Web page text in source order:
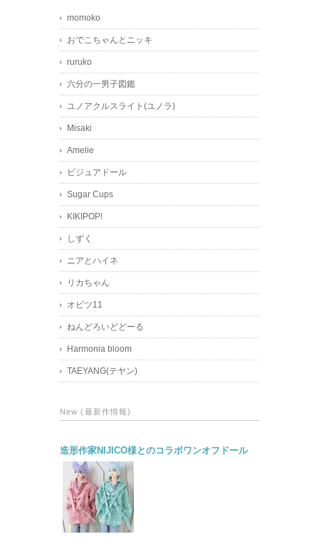
momoko
おでこちゃんとニッキ
ruruko
六分の一男子図鑑
ユノアクルスライト(ユノラ)
Misaki
Amelie
ビジュアドール
Sugar Cups
KIKIPOP!
しずく
ニアとハイネ
リカちゃん
オビツ11
ねんどろいどどーる
Harmonia bloom
TAEYANG(テヤン)
New (最新作情報)
造形作家NIJICO様とのコラボワンオフドール